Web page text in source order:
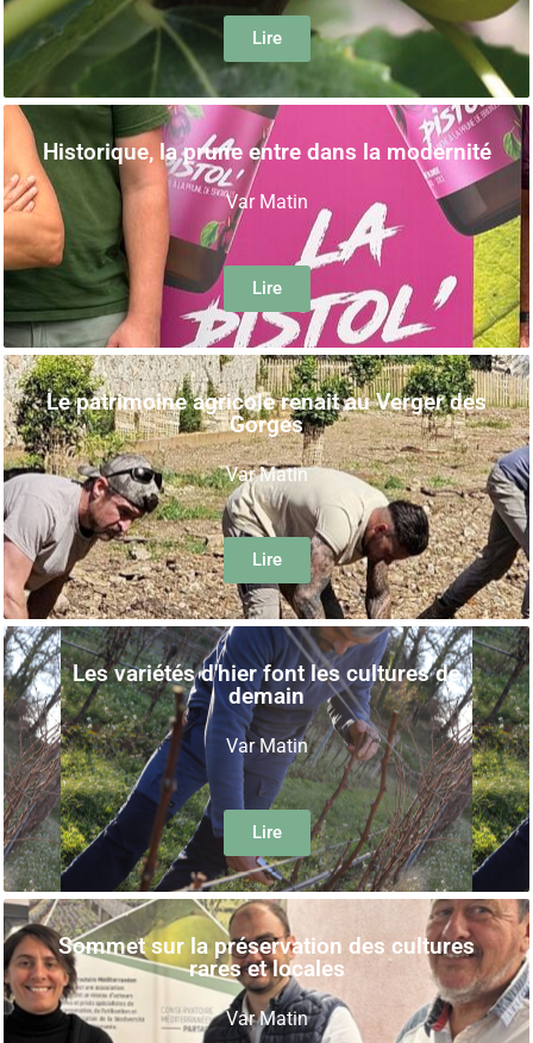
Lire
Historique, la prune entre dans la modernité
Var Matin
Lire
Le patrimoine agricole renait au Verger des
Gorges
Var Matin
Lire
Les variétés d'hier font les cultures de
demain
Var Matin
Lire
Sommet sur la préservation des cultures
rares et locales
Var Matin